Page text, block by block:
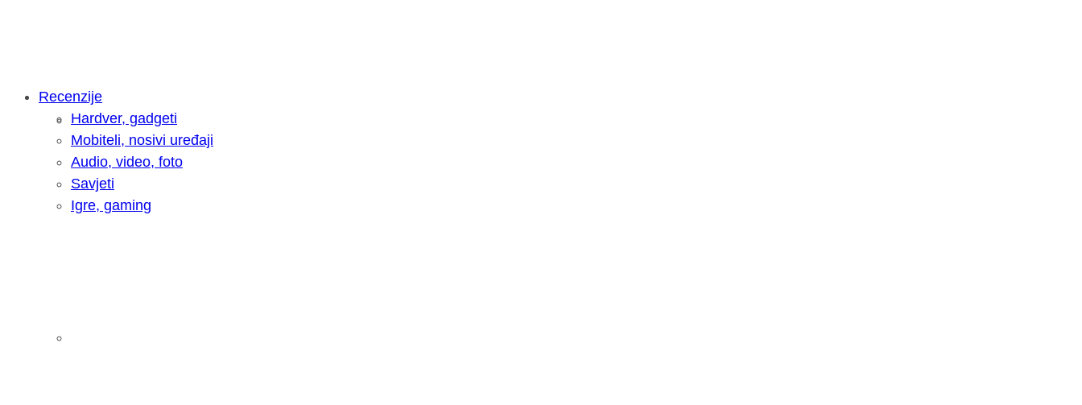
Intervju: Goran Jović, fotograf - Hrvatska kakvu svijet tek otkriva
Recenzije
Hardver, gadgeti
Mobiteli, nosivi uređaji
Audio, video, foto
Savjeti
Igre, gaming